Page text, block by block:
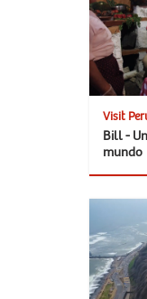
Visit
Bill -
mundo